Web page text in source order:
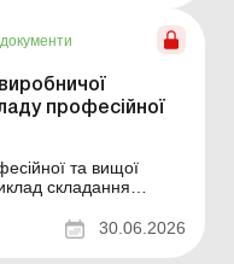
професійної
та вищої
складання
30.06.2026